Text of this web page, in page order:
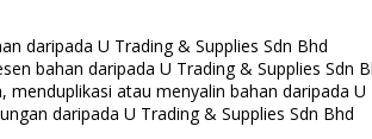
daripada U Trading & Supplies Sdn Bhd
bahan daripada U Trading & Supplies Sdn
menduplikasi atau menyalin bahan daripada
daripada U Trading & Supplies Sdn Bhd